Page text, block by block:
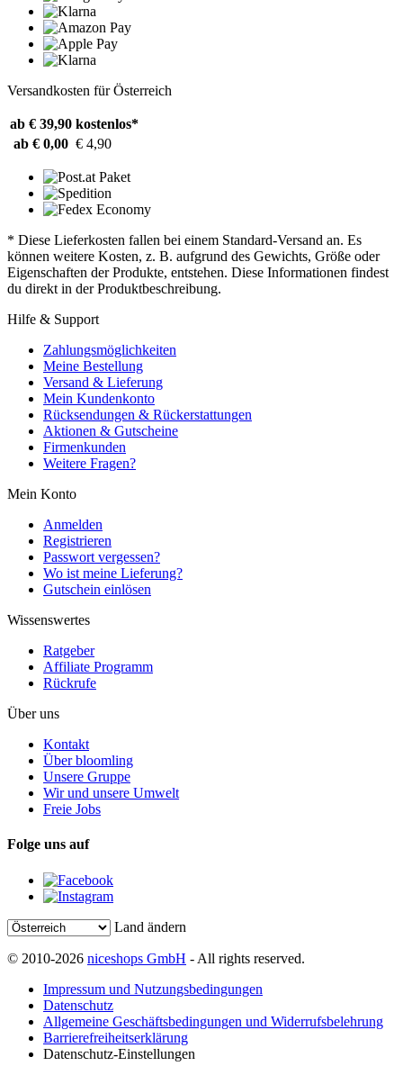
Versandkosten für Österreich
ab € 39,90 kostenlos*
ab € 0,00 € 4,90
* Diese Lieferkosten fallen bei einem Standard-Versand an. Es
können weitere Kosten, z. B. aufgrund des Gewichts, Größe oder
Eigenschaften der Produkte, entstehen. Diese Informationen findest
du direkt in der Produktbeschreibung.
Hilfe & Support
Zahlungsmöglichkeiten
Meine Bestellung
Versand & Lieferung
Mein Kundenkonto
Rücksendungen & Rückerstattungen
Aktionen & Gutscheine
Firmenkunden
Weitere Fragen?
Mein Konto
Anmelden
Registrieren
Passwort vergessen?
Wo ist meine Lieferung?
Gutschein einlösen
Wissenswertes
Ratgeber
Affiliate Programm
Rückrufe
Über uns
Kontakt
Über bloomling
Unsere Gruppe
Wir und unsere Umwelt
Freie Jobs
Folge uns auf
Land ändern
© 2010-2026 niceshops GmbH - All rights reserved.
Impressum und Nutzungsbedingungen
Datenschutz
Allgemeine Geschäftsbedingungen und Widerrufsbelehrung
Barrierefreiheitserklärung
Datenschutz-Einstellungen